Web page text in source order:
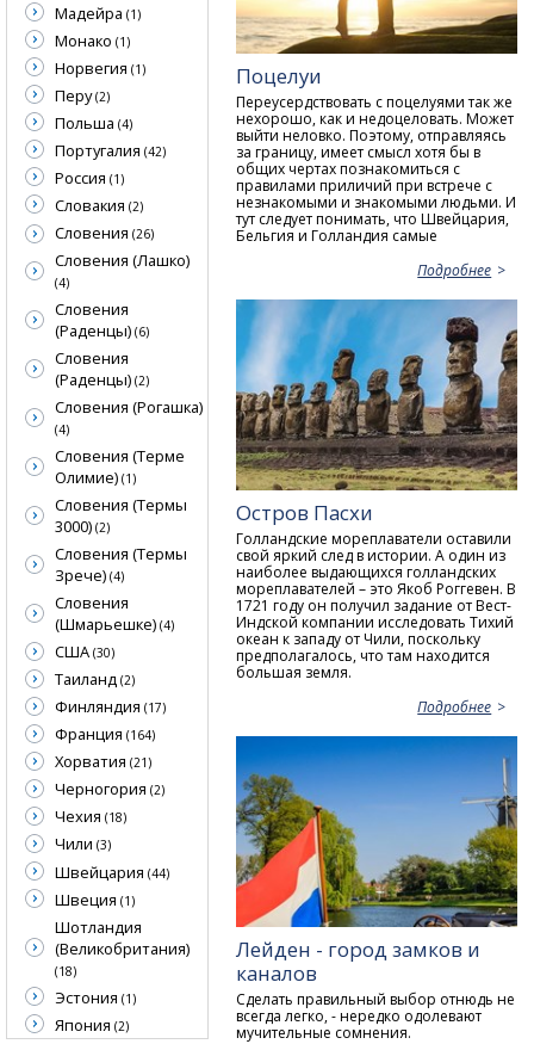
Поцелуи
Переусердствовать с поцелуями так же
нехорошо, как и недоцеловать. Может
выйти неловко. Поэтому, отправляясь
за границу, имеет смысл хотя бы в
общих чертах познакомиться с
правилами приличий при встрече с
незнакомыми и знакомыми людьми. И
тут следует понимать, что Швейцария,
Бельгия и Голландия самые
Подробнее
Остров Пасхи
Голландские мореплаватели оставили
свой яркий след в истории. А один из
наиболее выдающихся голландских
мореплавателей – это Якоб Роггевен. В
1721 году он получил задание от Вест-
Индской компании исследовать Тихий
океан к западу от Чили, поскольку
предполагалось, что там находится
большая земля.
Подробнее
Лейден - город замков и
каналов
Сделать правильный выбор отнюдь не
всегда легко, - нередко одолевают
мучительные сомнения.
Мадейра (1)
Монако (1)
Норвегия (1)
Перу(2)
Польша (4)
Португалия (42)
Россия (1)
Словакия (2)
Словения (26)
Словения (Лашко)
(4)
Словения
(Раденцы) (6)
Словения
(Раденцы) (2)
Словения (Рогашка)
(4)
Словения (Терме
Олимие) (1)
Словения (Термы
3000) (2)
Словения (Термы
Зрече) (4)
Словения
(Шмарьешке) (4)
США (30)
Таиланд (2)
Финляндия (17)
Франция (164)
Хорватия (21)
Черногория (2)
Чехия (18)
Чили (3)
Швейцария (44)
Швеция (1)
Шотландия
(Великобритания)
(18)
Эстония (1)
Япония (2)